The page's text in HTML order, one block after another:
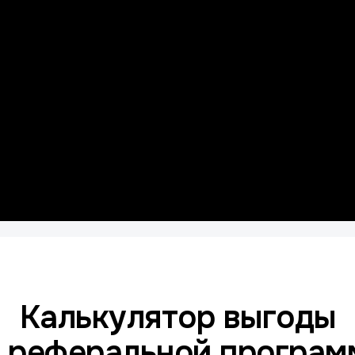
Калькулятор выгоды